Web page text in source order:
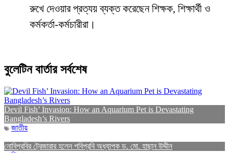
রুখে দেওয়ার প্রত্যয় ব্যক্ত করেছেন শিক্ষক, শিক্ষার্থী ও
কর্মকর্তা-কর্মচারীরা।
বুলেটিন বার্তার সর্বশেষ
Devil Fish’ Invasion: How an Aquarium Pet is Devastating
Bangladesh’s Rivers
জাতীয়
নোবিপ্রবির ট্রেজারার হলেন পবিপ্রবি অধ্যাপক ড. মো. হাছান উদ্দীন